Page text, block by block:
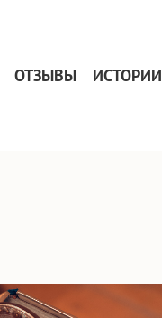
ОТЗЫВЫ ИСТОРИИ